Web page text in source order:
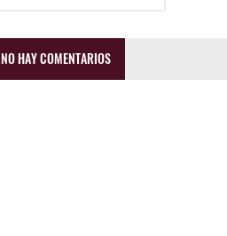
NO HAY COMENTARIOS